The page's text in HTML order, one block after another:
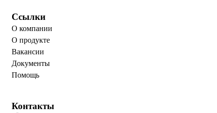
Ссылки
О компании
О продукте
Вакансии
Документы
Помощь
Контакты